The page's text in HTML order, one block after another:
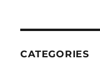
CATEGORIES